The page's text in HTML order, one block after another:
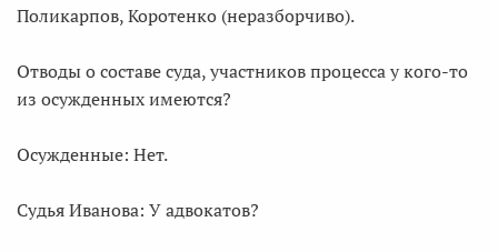
Поликарпов, Коротенко (неразборчиво).
Отводы о составе суда, участников процесса у кого-то
из осужденных имеются?
Осужденные: Нет.
Судья Иванова: У адвокатов?